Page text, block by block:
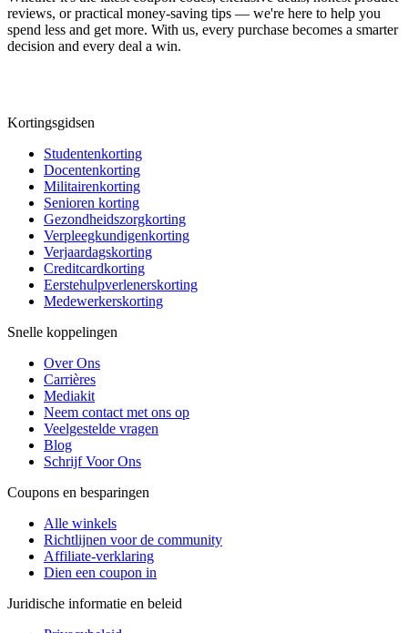
reviews, or practical money-saving tips — we're here to help you
spend less and get more. With us, every purchase becomes a smarter
decision and every deal a win.
Kortingsgidsen
Studentenkorting
Docentenkorting
Militairenkorting
Senioren korting
Gezondheidszorgkorting
Verpleegkundigenkorting
Verjaardagskorting
Creditcardkorting
Eerstehulpverlenerskorting
Medewerkerskorting
Snelle koppelingen
Over Ons
Carrières
Mediakit
Neem contact met ons op
Veelgestelde vragen
Blog
Schrijf Voor Ons
Coupons en besparingen
Alle winkels
Richtlijnen voor de community
Affiliate-verklaring
Dien een coupon in
Juridische informatie en beleid